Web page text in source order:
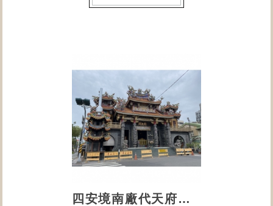
四安境南廠代天府保安宮